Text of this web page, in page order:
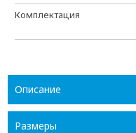
Комплектация
Описание
Размеры